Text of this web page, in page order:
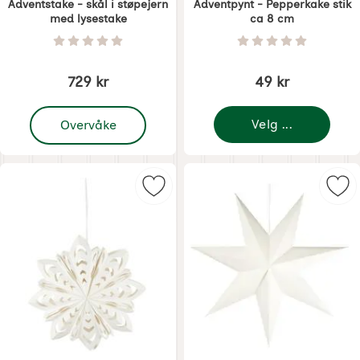
Adventstake - skål i støpejern
med lysestake
Varenummer 7637Vurdering: 0 Stjerne av 5
729 kr
Overvåke
, Adventstake - skål i støpejern med lysestake
Adventpynt - Pepperkake stik
ca 8 cm
Varenummer 8065Vurdering: 0
49 kr
Velg ...
Merk julestjerne 30 cm som